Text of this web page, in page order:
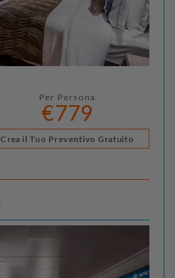
Per Persona
€779
Crea il Tuo Preventivo Gratuito